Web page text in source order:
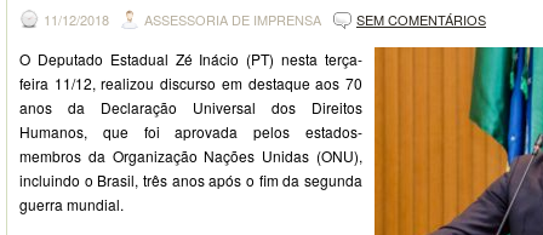
11/12/2018 ASSESSORIA DE IMPRENSA SEM COMENTÁRIOS
O Deputado Estadual Zé Inácio (PT) nesta terça-
feira 11/12, realizou discurso em destaque aos 70
anos da Declaração Universal dos Direitos
Humanos, que foi aprovada pelos estados-
membros da Organização Nações Unidas (ONU),
incluindo o Brasil, três anos após o fim da segunda
guerra mundial.